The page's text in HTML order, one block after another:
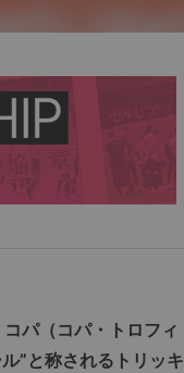
パ（コパ・トロフィ
”と称されるトリッキ